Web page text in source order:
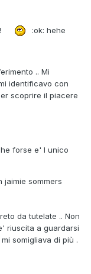
:ok: hehe
.. Mi
identificavo con
scoprire il piacere
forse e' l unico
jaimie sommers
da tutelate .. Non
riuscita a guardarsi
somigliava di più .